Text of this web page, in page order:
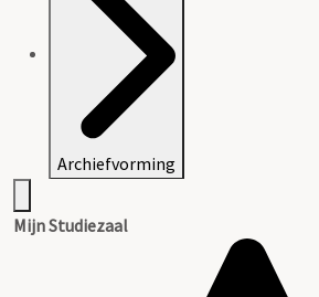
Archiefvorming
Mijn Studiezaal